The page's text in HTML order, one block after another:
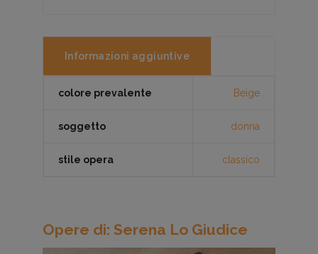
Informazioni aggiuntive
colore prevalente Beige
soggetto donna
stile opera classico
Opere di: Serena Lo Giudice